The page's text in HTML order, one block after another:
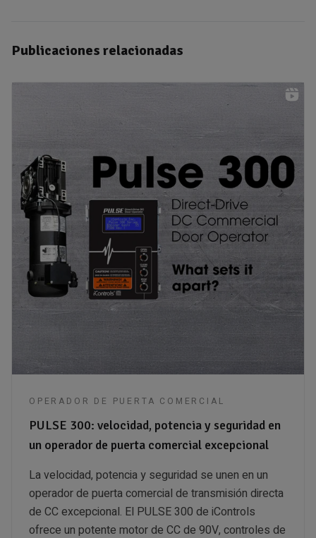
Publicaciones relacionadas
OPERADOR DE PUERTA COMERCIAL
PULSE 300: velocidad, potencia y seguridad en
un operador de puerta comercial excepcional
La velocidad, potencia y seguridad se unen en un
operador de puerta comercial de transmisión directa
de CC excepcional. El PULSE 300 de iControls
ofrece un potente motor de CC de 90V, controles de